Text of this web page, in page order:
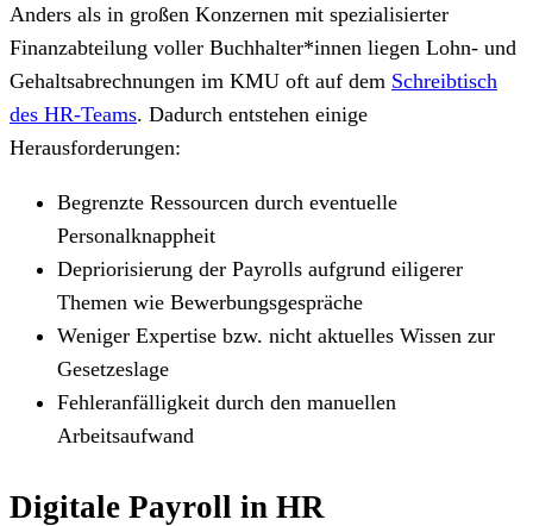
Anders als in großen Konzernen mit spezialisierter
Finanzabteilung voller Buchhalter*innen liegen Lohn- und
Gehaltsabrechnungen im KMU oft auf dem Schreibtisch
des HR-Teams. Dadurch entstehen einige
Herausforderungen:
Begrenzte Ressourcen durch eventuelle
Personalknappheit
Depriorisierung der Payrolls aufgrund eiligerer
Themen wie Bewerbungsgespräche
Weniger Expertise bzw. nicht aktuelles Wissen zur
Gesetzeslage
Fehleranfälligkeit durch den manuellen
Arbeitsaufwand
Digitale Payroll in HR